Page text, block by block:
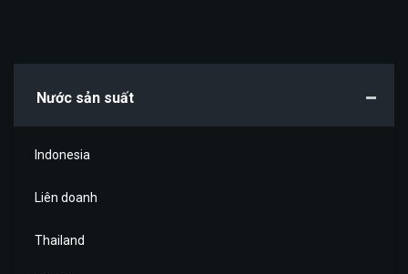
Nước sản suất
Indonesia
Liên doanh
Thailand